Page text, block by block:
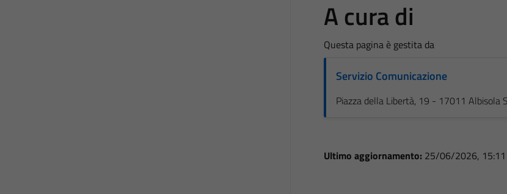
A cura di
Questa pagina è gestita da
Servizio Comunicazione
Piazza della Libertà, 19 - 17011 Albisola
Ultimo aggiornamento: 25/06/2026, 15:11